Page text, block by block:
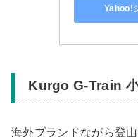
Yahoo!
Kurgo G-Train
海外ブランドながら登